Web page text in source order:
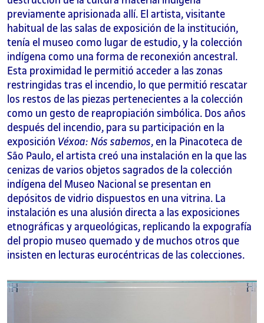
previamente aprisionada allí. El artista, visitante
habitual de las salas de exposición de la institución,
tenía el museo como lugar de estudio, y la colección
indígena como una forma de reconexión ancestral.
Esta proximidad le permitió acceder a las zonas
restringidas tras el incendio, lo que permitió rescatar
los restos de las piezas pertenecientes a la colección
como un gesto de reapropiación simbólica. Dos años
después del incendio, para su participación en la
exposición Véxoa: Nós sabemos, en la Pinacoteca de
São Paulo, el artista creó una instalación en la que las
cenizas de varios objetos sagrados de la colección
indígena del Museo Nacional se presentan en
depósitos de vidrio dispuestos en una vitrina. La
instalación es una alusión directa a las exposiciones
etnográficas y arqueológicas, replicando la expografía
del propio museo quemado y de muchos otros que
insisten en lecturas eurocéntricas de las colecciones.